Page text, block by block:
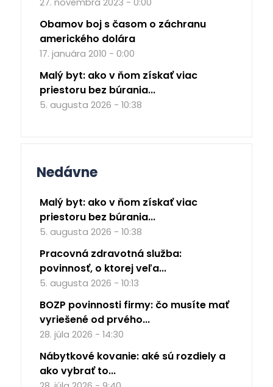
Obamov boj s časom o záchranu
amerického dolára
17. januára 2010 - 0:00
Malý byt: ako v ňom získať viac
priestoru bez búrania...
5. augusta 2026 - 10:38
Nedávne
Malý byt: ako v ňom získať viac
priestoru bez búrania...
5. augusta 2026 - 10:38
Pracovná zdravotná služba:
povinnosť, o ktorej veľa...
5. augusta 2026 - 10:13
BOZP povinnosti firmy: čo musíte mať
vyriešené od prvého...
28. júla 2026 - 14:30
Nábytkové kovanie: aké sú rozdiely a
ako vybrať to...